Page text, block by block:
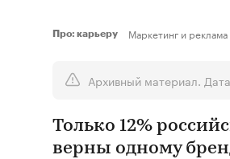
Про: карьеру Маркетинг и реклама
Архивный материал.
Только 12%
верны одному